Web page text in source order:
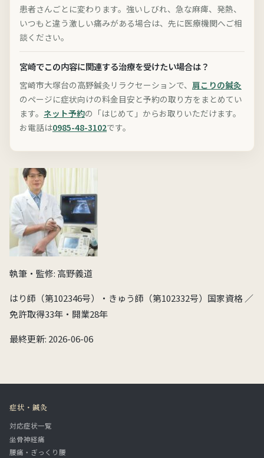
患者さんごとに変わります。強いしびれ、急な麻痺、発熱、
いつもと違う激しい痛みがある場合は、先に医療機関へご相
談ください。
宮崎でこの内容に関連する治療を受けたい場合は？
宮崎市大塚台の高野鍼灸リラクセーションで、 肩こりの鍼灸
のページに症状向けの料金目安と予約の取り方をまとめてい
ます。 ネット予約の「はじめて」からお取りいただけます。
お電話は0985-48-3102です。
執筆・監修: 高野義道
はり師（第102346号）・きゅう師（第102332号）国家資格 ／
免許取得33年・開業28年
最終更新: 2026-06-06
症状・鍼灸
対応症状一覧
坐骨神経痛
腰痛・ぎっくり腰